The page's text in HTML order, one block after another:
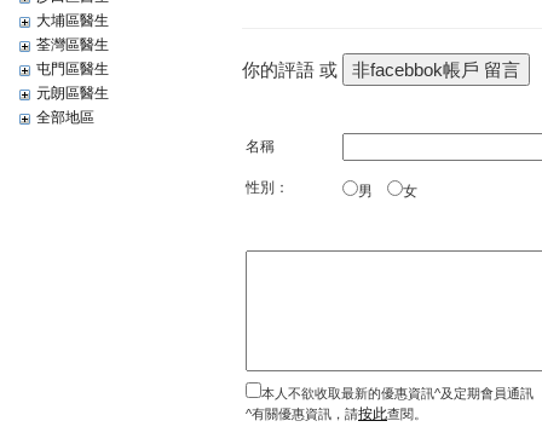
大埔區醫生
荃灣區醫生
屯門區醫生
元朗區醫生
全部地區
你的評語 或
名稱
性別： 男 女
本人不欲收取最新的優惠資訊^及定期會員通訊
^有關優惠資訊，請按此查閱。